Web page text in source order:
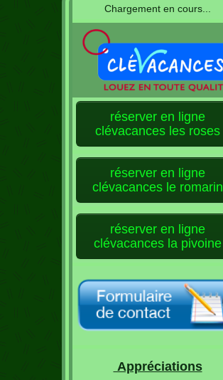
Chargement en cours...
réserver en ligne
clévacances les roses
réserver en ligne
clévacances le romarin
réserver en ligne
clévacances la pivoine
Appréciations